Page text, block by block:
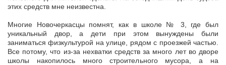
этих средств мне неизвестна.
Многие Новочеркасцы помнят, как в школе № 3, где был
уникальный двор, а дети при этом вынуждены были
заниматься физкультурой на улице, рядом с проезжей частью.
Все потому, что из-за нехватки средств за много лет во дворе
школы накопилось много строительного мусора, а на